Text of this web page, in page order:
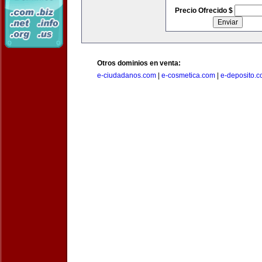
Precio Ofrecido $
Otros dominios en venta:
e-ciudadanos.com
e-cosmetica.com e-